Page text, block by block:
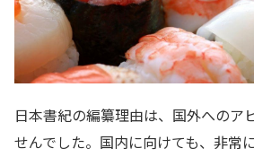
日本書紀の編纂理由は、国外へのア
せんでした。国内に向けても、非常